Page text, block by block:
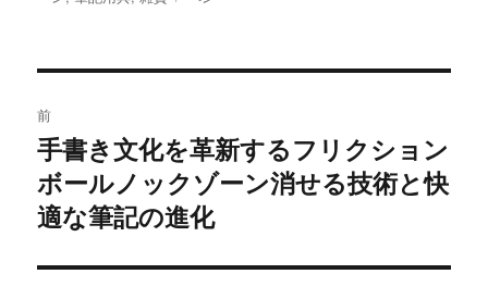
稿
ナ
ビ
ゲ
前
前
の
投
手書き文化を革新するフリクション
ボールノックゾーン消せる技術と快
適な筆記の進化